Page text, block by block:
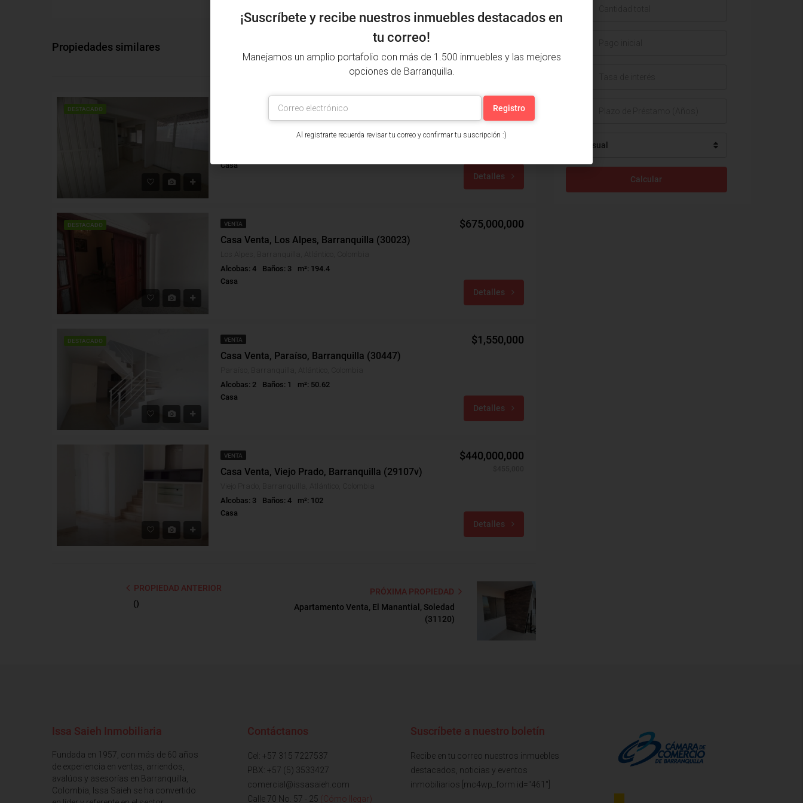
Propiedades similares
DESTACADO
Casa Venta, Los Almendros, Soledad (30776)
Los Almendros, Soledad, Atlántico, Colombia
Casa
$160,000,000
Detalles
DESTACADO VENTA
Casa Venta, Los Alpes, Barranquilla (30023)
Alcobas: 4
Baños: 3
m²: 194.4
Casa
$675,000,000
Detalles
DESTACADO VENTA
Casa Venta, Paraíso, Barranquilla (30447)
Alcobas: 2
Baños: 1
m²: 50.62
Casa
$1,550,000
Detalles
VENTA
Casa Venta, Viejo Prado, Barranquilla (29107v)
Alcobas: 3
Baños: 4
m²: 102
Casa
$440,000,000
Detalles
PROPIEDAD ANTERIOR
()
PRÓXIMA PROPIEDAD
Apartamento Venta, El Manantial, Soledad
(31120)
Mensual
Calcular
Issa Saieh Inmobiliaria
Fundada en 1957, con más de 60 años
de experiencia en ventas, arriendos,
avalúos y asesorías en Barranquilla,
Colombia, Issa Saieh se ha convertido
Contáctanos
Cel: +57 315 7227537
PBX: +57 (5) 3533427
comercial@issasaieh.com
Calle 70 No. 57 - 25 (Cómo llegar)
Suscríbete a nuestro boletín
Recibe en tu correo nuestros inmuebles
destacados, noticias y eventos
inmobiliarios [mc4wp_form id="461"]
¡Suscríbete y recibe nuestros inmuebles destacados en
tu correo!
Manejamos un amplio portafolio con más de 1.500 inmuebles y las mejores
opciones de Barranquilla.
Al registrarte recuerda revisar tu correo y confirmar tu suscripción :)